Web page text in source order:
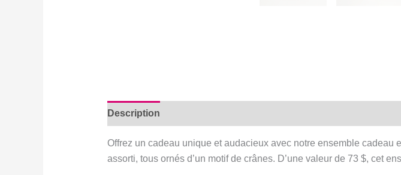
Description
Offrez un cadeau unique et audacieux avec notre ensemble
assorti, tous ornés d’un motif de crânes. D’une valeur de 73 $, cet